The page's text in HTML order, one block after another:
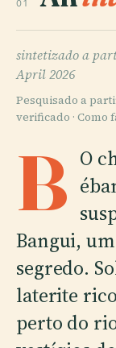
01
sintetizado a
April 2026
Pesquisado a
verificado · Como
B O
Bangui,
segredo.
laterite
perto do